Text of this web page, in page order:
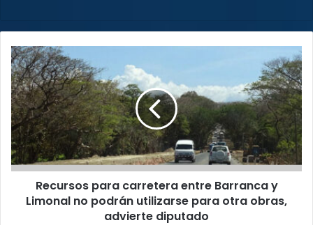
Recursos
para
carretera
entre
Barranca
y
Limonal
no
podrán
utilizarse
para
Recursos para carretera entre Barranca y
Limonal no podrán utilizarse para otra obras,
advierte diputado